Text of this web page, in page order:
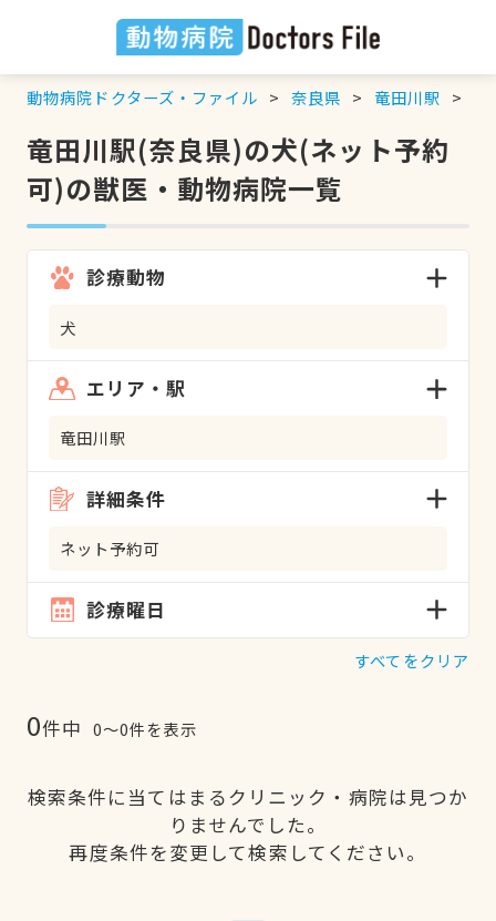
動物病院ドクターズ・ファイル 奈良県 竜田川駅
竜田川駅(奈良県)の犬(ネット予約
可)の獣医・動物病院一覧
診療動物
犬
エリア・駅
竜田川駅
詳細条件
ネット予約可
診療曜日
すべてをクリア
0件中 0〜0件を表示
検索条件に当てはまるクリニック・病院は見つか
りませんでした。
再度条件を変更して検索してください。